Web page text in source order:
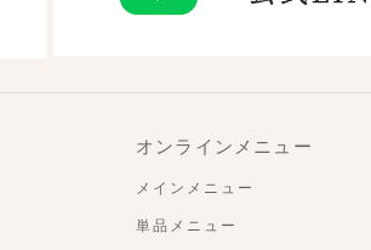
オンラインメニュー
メインメニュー
単品メニュー